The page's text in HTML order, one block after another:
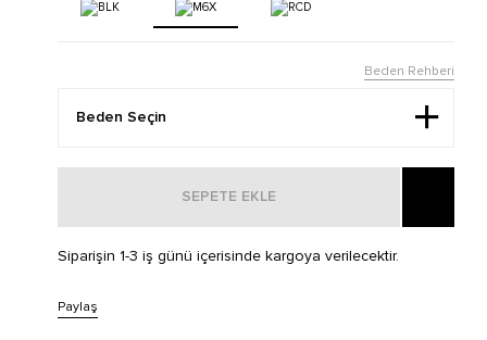
Beden Rehberi
SEPETE EKLE
Siparişin 1-3 iş günü içerisinde kargoya verilecektir.
Paylaş